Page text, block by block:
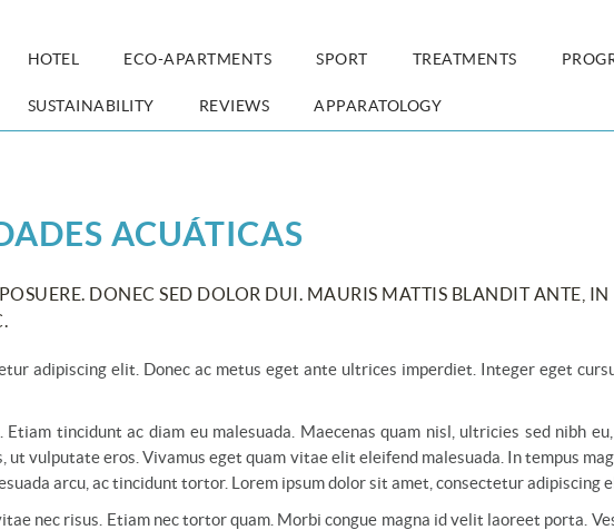
HOTEL ECO-APARTMENTS SPORT TREATMENTS
SUSTAINABILITY REVIEWS APPARATOLOGY
ACUÁTICAS
DONEC SED DOLOR DUI. MAURIS MATTIS BLANDIT ANTE, IN
adipiscing elit. Donec ac metus eget ante ultrices imperdiet. Integer eget
tincidunt ac diam eu malesuada. Maecenas quam nisl, ultricies sed nibh
ut vulputate eros. Vivamus eget quam vitae elit eleifend malesuada. In tempus
arcu, ac tincidunt tortor. Lorem ipsum dolor sit amet, consectetur adipiscing
nec risus. Etiam nec tortor quam. Morbi congue magna id velit laoreet porta.